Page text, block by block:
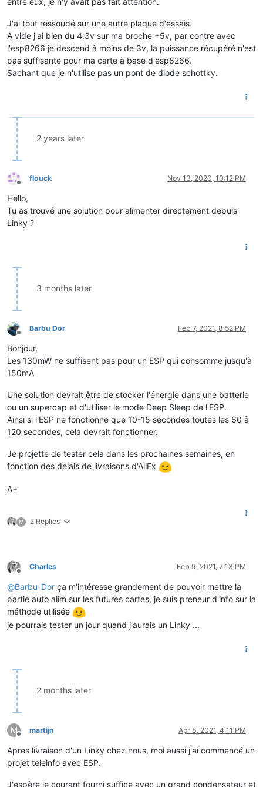
J'ai tout ressoudé sur une autre plaque d'essais.
A vide j'ai bien du 4.3v sur ma broche +5v, par contre avec
l'esp8266 je descend à moins de 3v, la puissance récupéré n'est
pas suffisante pour ma carte à base d'esp8266.
Sachant que je n'utilise pas un pont de diode schottky.
2 years later
Offline
flouck Nov 13, 2020, 10:12 PM
Hello,
Tu as trouvé une solution pour alimenter directement depuis
Linky ?
3 months later
Offline
Barbu Dor Feb 7, 2021, 8:52 PM
Bonjour,
Les 130mW ne suffisent pas pour un ESP qui consomme jusqu'à
150mA
Une solution devrait être de stocker l'énergie dans une batterie
ou un supercap et d'utiliser le mode Deep Sleep de l'ESP.
Ainsi si l'ESP ne fonctionne que 10-15 secondes toutes les 60 à
120 secondes, cela devrait fonctionner.
Je projette de tester cela dans les prochaines semaines, en
fonction des délais de livraisons d'AliEx
A+
M 2 Replies
Offline
Charles Feb 9, 2021, 7:13 PM
@Barbu-Dor ça m'intéresse grandement de pouvoir mettre la
partie auto alim sur les futures cartes, je suis preneur d'info sur la
méthode utilisée
je pourrais tester un jour quand j'aurais un Linky ...
2 months later
M
Offline
martijn Apr 8, 2021, 4:11 PM
Apres livraison d'un Linky chez nous, moi aussi j'ai commencé un
projet teleinfo avec ESP.
J'espère le courant fourni suffice avec un grand condensateur et